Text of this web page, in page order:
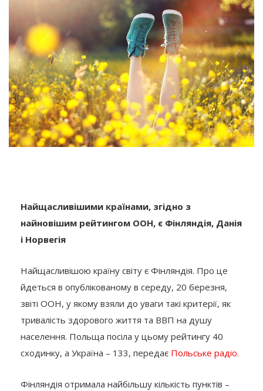
Найщасливішими країнами, згідно з
найновішим рейтингом ООН, є Фінляндія, Данія
і Норвегія
Найщасливішою країну світу є Фінляндія. Про це
йдеться в опублікованому в середу, 20 березня,
звіті ООН, у якому взяли до уваги такі критерії, як
тривалість здорового життя та ВВП на душу
населення. Польща посіла у цьому рейтингу 40
сходинку, а Україна – 133, передає Польське радіо.
Фінляндія отримала найбільшу кількість пунктів –